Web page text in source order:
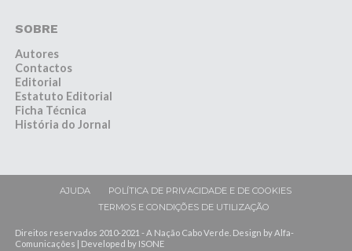
SOBRE
Autores
Contactos
Editorial
Estatuto Editorial
Ficha Técnica
História do Jornal
AJUDA
POLÍTICA DE PRIVACIDADE E DE COOKIES
TERMOS E CONDIÇÕES DE UTILIZAÇÃO
Direitos reservados 2010-2021 - A Nação Cabo Verde. Design by Alfa-
Comunicações | Developed by ISONE